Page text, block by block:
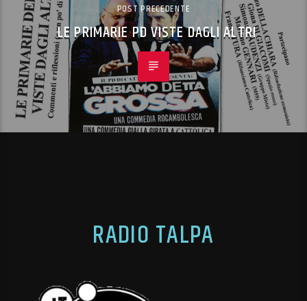
POST PRECEDENTE
LE PRIMARIE PD VISTE DAGLI ALTRI
RADIO TALPA